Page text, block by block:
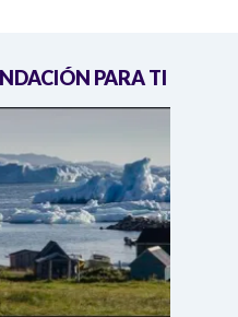
PARA TI